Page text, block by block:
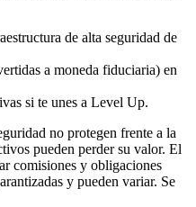
de alta seguridad de
a moneda fiduciaria) en
si te unes a Level Up.
no protegen frente a la
pueden perder su valor. El
comisiones y obligaciones
y pueden variar. Se